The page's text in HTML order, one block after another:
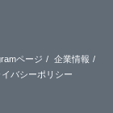
ページ
企業情報
イバシーポリシー